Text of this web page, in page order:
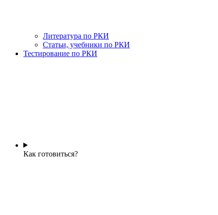
Литература по РКИ
Статьи, учебники по РКИ
Тестирование по РКИ
Как готовиться?